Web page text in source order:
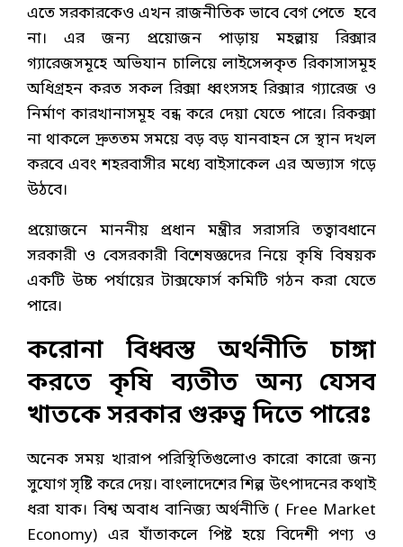
এতে সরকারকেও এখন রাজনীতিক ভাবে বেগ পেতে হবে
না। এর জন্য প্রয়োজন পাড়ায় মহল্লায় রিক্সার
গ্যারেজসমূহে অভিযান চালিয়ে লাইসেন্সকৃত রিকাসাসমূহ
অধিগ্রহন করত সকল রিক্সা ধ্বংসসহ রিক্সার গ্যারেজ ও
নির্মাণ কারখানাসমূহ বন্ধ করে দেয়া যেতে পারে। রিকক্সা
না থাকলে দ্রুততম সময়ে বড় বড় যানবাহন সে স্থান দখল
করবে এবং শহরবাসীর মধ্যে বাইসাকেল এর অভ্যাস গড়ে
উঠবে।
প্রয়োজনে মাননীয় প্রধান মন্ত্রীর সরাসরি তত্বাবধানে
সরকারী ও বেসরকারী বিশেষজ্ঞদের নিয়ে কৃষি বিষয়ক
একটি উচ্চ পর্যায়ের টাক্সফোর্স কমিটি গঠন করা যেতে
পারে।
করোনা বিধ্বস্ত অর্থনীতি চাঙ্গা
করতে কৃষি ব্যতীত অন্য যেসব
খাতকে সরকার গুরুত্ব দিতে পারেঃ
অনেক সময় খারাপ পরিস্থিতিগুলোও কারো কারো জন্য
সুযোগ সৃষ্টি করে দেয়। বাংলাদেশের শিল্প উৎপাদনের কথাই
ধরা যাক। বিশ্ব অবাধ বানিজ্য অর্থনীতি ( Free Market
Economy) এর যাঁতাকলে পিষ্ট হয়ে বিদেশী পণ্য ও